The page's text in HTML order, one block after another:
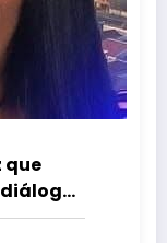
que
diálogo